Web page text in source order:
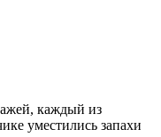
каждый из
уместились запахи